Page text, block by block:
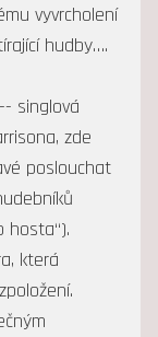
vyvrcholení
hudby….
singlová
zde
poslouchat
hosta“).
která